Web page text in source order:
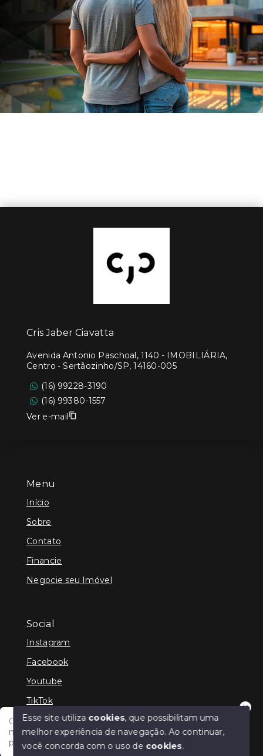
Menu
Início
Sobre
Contato
Financie
Negocie seu Imóvel
Social
Instagram
Facebook
Youtube
TikTok
© Copyright 2026 - Cris Jaber Ciavatta - Todos os
Cris Jaber Ciavatta
Avenida Antonio Paschoal, 1140 - IMOBILIÁRIA,
Centro - Sertãozinho/SP, 14160-005
(16) 99228-3190
(16) 99380-1557
Ver e-mail
Olá, tudo bem?! Estamos disponíveis para te auxiliar
nas suas dúvidas e na sua melhor escolha. Em que
podemos ajudar?
Esse site utiliza cookies, que possibilitam uma
melhor experiência de navegação.Ao continuar,
você concorda com o uso de cookies.